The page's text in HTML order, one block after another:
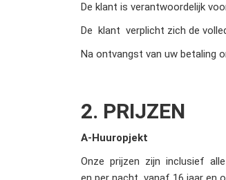
De klant is verantwoordelijk
De klant verplicht zich de
Na ontvangst van uw betaling
2. PRIJZEN
A-Huuropjekt
Onze prijzen zijn inclusief